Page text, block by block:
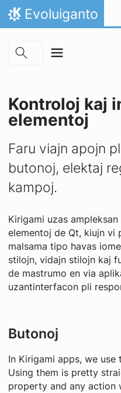
Skip to main content
Salti al enhavo
Hejmo
Evoluiganto
Kontroloj kaj
elementoj
Faru viajn apojn
butonoj, elektaj
kampoj.
Kirigami uzas
elementoj de Qt, kiujn vi
malsama tipo havas
stilojn, vidajn stilojn kaj
de mastrumo en via
uzantinterfacon pli
Butonoj
In Kirigami apps, we
Using them is pretty
property and any action